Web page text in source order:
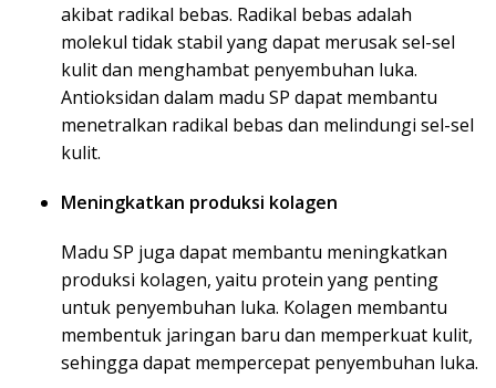
akibat radikal bebas. Radikal bebas adalah
molekul tidak stabil yang dapat merusak sel-sel
kulit dan menghambat penyembuhan luka.
Antioksidan dalam madu SP dapat membantu
menetralkan radikal bebas dan melindungi sel-sel
kulit.
Meningkatkan produksi kolagen
Madu SP juga dapat membantu meningkatkan
produksi kolagen, yaitu protein yang penting
untuk penyembuhan luka. Kolagen membantu
membentuk jaringan baru dan memperkuat kulit,
sehingga dapat mempercepat penyembuhan luka.